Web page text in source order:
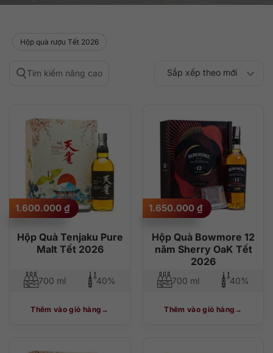
Hộp quà rượu Tết 2026
Tìm kiếm nâng cao Sắp xếp theo
độ phổ biến
Sắp xếp theo mới
thấp đến cao
cao đến thấp
Hộp Quà Tenjaku Pure
Malt Tết 2026
1.600.000 ₫
700 ml 40%
Thêm vào giỏ hàng
Hộp Quà Bowmore 12
năm Sherry OaK Tết
2026
1.650.000 ₫
700 ml 40%
Thêm vào giỏ hàng